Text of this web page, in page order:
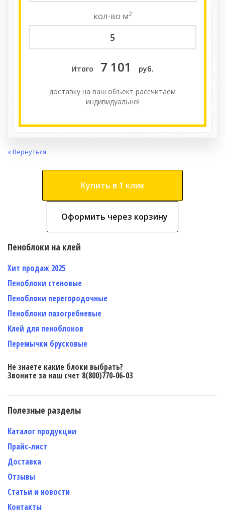
кол-во м2
Итого 7 101 руб.
доставку на ваш объект расcчитаем
индивидуально!
« Вернуться
Купить в 1 клик
Оформить через корзину
Пеноблоки на клей
Хит продаж 2025
Пеноблоки стеновые
Пеноблоки перегородочные
Пеноблоки пазогребневые
Клей для пеноблоков
Перемычки брусковые
Не знаете какие блоки выбрать?
Звоните за наш счет 8(800)770-06-03
Полезные разделы
Каталог продукции
Прайс-лист
Доставка
Отзывы
Статьи и новости
Контакты